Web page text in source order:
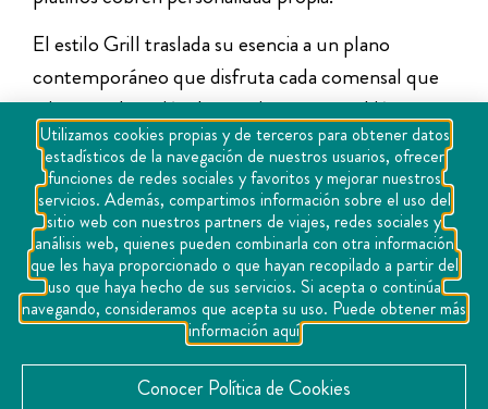
El estilo Grill traslada su esencia a un plano
contemporáneo que disfruta cada comensal que
asiste a su locación. La arquitectura también
combina elementos actuales con formas, colores
y estilos orientales. La atmósfera que se crea invita
a pasar un rato agradable con amigos, familia o en
pareja. No es un lugar clásico, se trata de un lugar
moderno y funcional al que vale la pena asistir para
disfrutar cada rincón.
Utilizamos cookies propias y de terceros para obtener datos
estadísticos de la navegación de nuestros usuarios, ofrecer
funciones de redes sociales y favoritos y mejorar nuestros
servicios. Además, compartimos información sobre el uso del
sitio web con nuestros partners de viajes, redes sociales y
análisis web, quienes pueden combinarla con otra información
que les haya proporcionado o que hayan recopilado a partir del
uso que haya hecho de sus servicios. Si acepta o continúa
navegando, consideramos que acepta su uso. Puede obtener más
información aquí
Conocer Política de Cookies